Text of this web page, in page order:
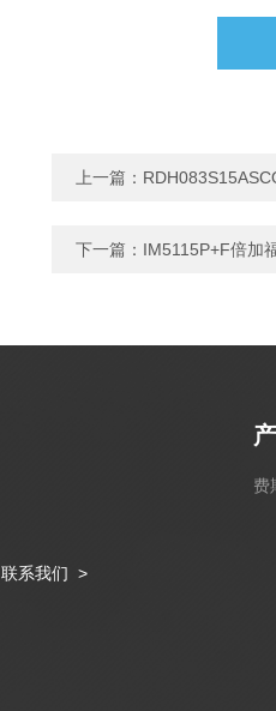
上一篇：
下一篇： IM5115P+F倍加
联系我们 >
费